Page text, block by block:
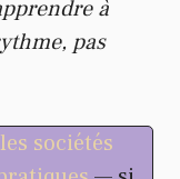
à
pas
sociétés